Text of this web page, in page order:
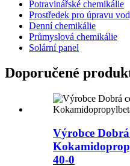
Potravinářské chemikálie
Prostředek pro úpravu
Denní chemikálie
Průmyslová chemikálie
Solární panel
Doporučené
Výrobce
40-0